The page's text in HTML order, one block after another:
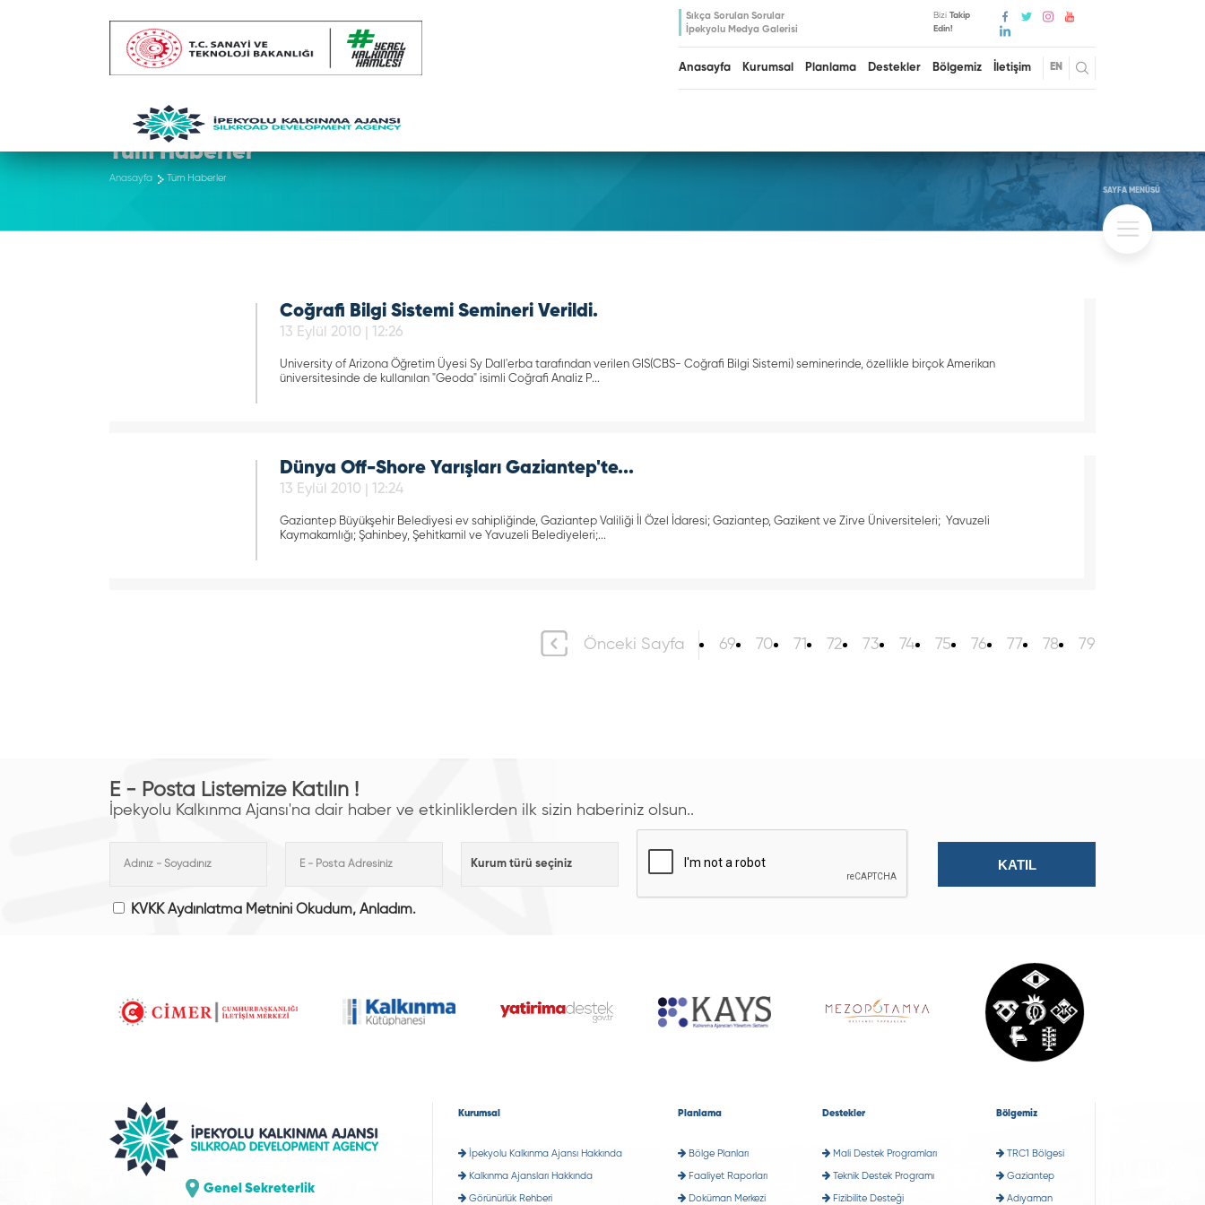
Sıkça Sorulan Sorular
İpekyolu Medya Galerisi
BiziTakip
Edin!
Anasayfa Kurumsal Planlama Destekler Bölgemiz İletişim EN
Tüm Haberler
Anasayfa Tüm Haberler
SAYFA MENÜSÜ
Coğrafi Bilgi Sistemi Semineri Verildi.
13 Eylül 2010 | 12:26
University of Arizona Öğretim Üyesi Sy Dall'erba tarafından verilen GIS(CBS- Coğrafi Bilgi Sistemi) seminerinde, özellikle birçok Amerikan
üniversitesinde de kullanılan "Geoda" isimli Coğrafi Analiz P...
Dünya Off-Shore Yarışları Gaziantep'te...
13 Eylül 2010 | 12:24
Gaziantep Büyükşehir Belediyesi ev sahipliğinde, Gaziantep Valiliği İl Özel İdaresi; Gaziantep, Gazikent ve Zirve Üniversiteleri; Yavuzeli
Kaymakamlığı; Şahinbey, Şehitkamil ve Yavuzeli Belediyeleri;...
Önceki Sayfa 69 70 71 72 73 74 75 76 77 78 79
E - Posta Listemize Katılın !
İpekyolu Kalkınma Ajansı'na dair haber ve etkinliklerden ilk sizin haberiniz olsun..
KVKK Aydınlatma Metnini Okudum, Anladım.
Genel Sekreterlik
Kurumsal
İpekyolu Kalkınma Ajansı Hakkında
Kalkınma Ajansları Hakkında
Görünürlük Rehberi
Planlama
Bölge Planları
Faaliyet Raporları
Doküman Merkezi
Destekler
Mali Destek Programları
Teknik Destek Programı
Fizibilite Desteği
Bölgemiz
TRC1 Bölgesi
Gaziantep
Adıyaman